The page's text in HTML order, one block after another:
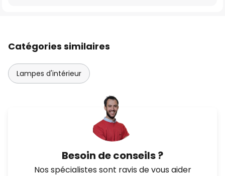
Catégories similaires
Lampes d'intérieur
Besoin de conseils ?
Nos spécialistes sont ravis de vous aider